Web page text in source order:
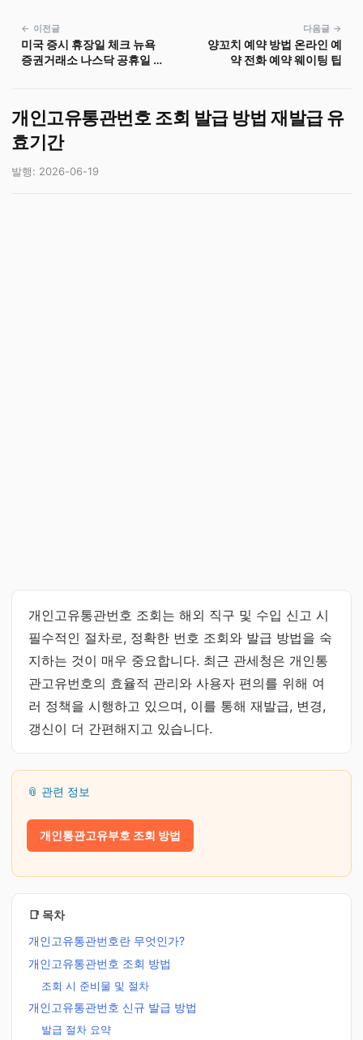
← 이전글
미국 증시 휴장일 체크 뉴욕
증권거래소 나스닥 공휴일 거
다음글 →
양꼬치 예약 방법 온라인 예
약 전화 예약 웨이팅 팁
개인고유통관번호 조회 발급 방법 재발급 유
효기간
발행: 2026-06-19
개인고유통관번호 조회는 해외 직구 및 수입 신고 시
필수적인 절차로, 정확한 번호 조회와 발급 방법을 숙
지하는 것이 매우 중요합니다. 최근 관세청은 개인통
관고유번호의 효율적 관리와 사용자 편의를 위해 여
러 정책을 시행하고 있으며, 이를 통해 재발급, 변경,
갱신이 더 간편해지고 있습니다.
📎 관련 정보
개인통관고유부호 조회 방법
📑 목차
개인고유통관번호란 무엇인가?
개인고유통관번호 조회 방법
조회 시 준비물 및 절차
개인고유통관번호 신규 발급 방법
발급 절차 요약